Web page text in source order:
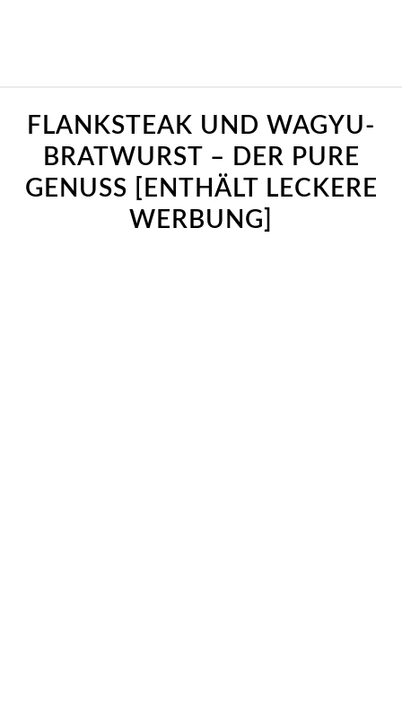
FLANKSTEAK UND WAGYU-
BRATWURST – DER PURE
GENUSS [ENTHÄLT LECKERE
WERBUNG]
sagt:
sagt:
sagt:
sagt:
sagt:
sagt:
sagt: